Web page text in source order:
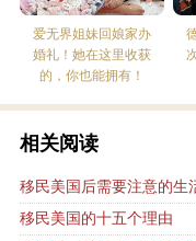
爱无界姐妹回娘家办
婚礼！她在这里收获
的，你也能拥有！
相关阅读
移民美国后需要注意的生
移民美国的十五个理由